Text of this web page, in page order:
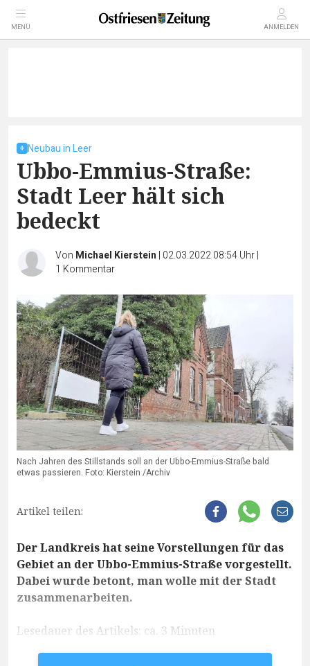
MENÜ ANMELDEN
Neubau in Leer
Ubbo-Emmius-Straße:
Stadt Leer hält sich
bedeckt
Von Michael Kierstein | 02.03.2022 08:54 Uhr|
1 Kommentar
Nach Jahren des Stillstands soll an der Ubbo-Emmius-Straße bald
etwas passieren. Foto: Kierstein /Archiv
Artikel teilen:
Der Landkreis hat seine Vorstellungen für das
Gebiet an der Ubbo-Emmius-Straße vorgestellt.
Dabei wurde betont, man wolle mit der Stadt
zusammenarbeiten.
Lesedauer des Artikels: ca. 3 Minuten